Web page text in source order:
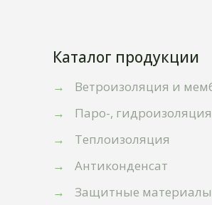
Каталог продукции
→
Ветроизоляция и
→
Паро-, гидроизоляция
→
Теплоизоляция
→
Антиконденсат
→
Защитные материалы